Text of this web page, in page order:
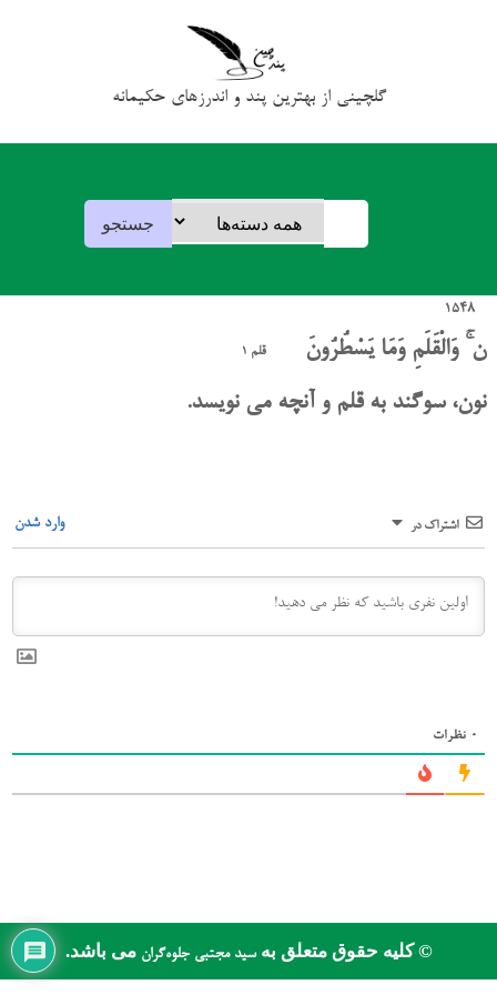
گلچینی از بهترین پند و اندرزهای حکیمانه
1548
ن ۚ وَالْقَلَمِ وَمَا يَسْطُرُونَ قلم 1
نون، سوگند به قلم و آنچه می نویسد.
اشتراک در وارد شدن
0 نظرات
© کلیه حقوق متعلق بهسید مجتبی جلوه‌گرانمی باشد.